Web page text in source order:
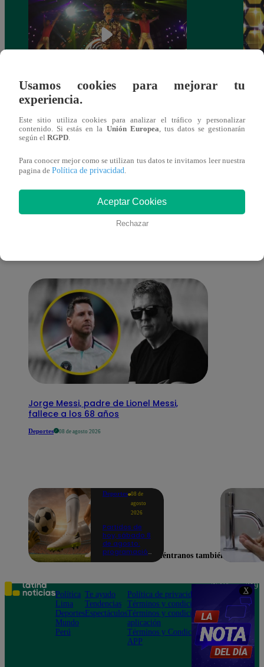
X
Fiesta latina: Mira el gran reto que
cumplieron los finalistas este sábado
También te puede
Jorge Messi, padre de Lionel Messi,
fallece a los 68 años
Deportes 08 de agosto 2026
Deportes 08 de
agosto
2026
Partidos de
hoy, sábado 8
de agosto:
programación
Usamos cookies para mejorar tu
experiencia.
Este sitio utiliza cookies para analizar el tráfico y personalizar
contenido. Si estás en la Unión Europea, tus datos se gestionarán
según el RGPD.
Para conocer mejor como se utilizan tus datos te invitamos leer nuestra
pagina de Política de privacidad.
Aceptar Cookies
Rechazar
Encuéntranos también en
Política
Lima
Deportes
Mundo
Perú
Te ayudo
Tendencias
Espectáculos
Política de privacidad
Términos y condiciones
Términos y condiciones
aplicación
Términos y Condiciones
APP
Teléfono: 219
Av. San
Felipe 968
Jesús María